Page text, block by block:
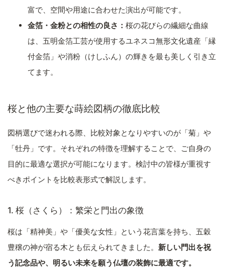
富で、空間や用途に合わせた演出が可能です。
金箔・金粉との相性の良さ： 桜の花びらの繊細な曲線
は、五明金箔工芸が使用するユネスコ無形文化遺産「縁
付金箔」や消粉（けしふん）の輝きを最も美しく引き立
てます。
桜と他の主要な蒔絵図柄の徹底比較
図柄選びで迷われる際、比較対象となりやすいのが「菊」や
「牡丹」です。それぞれの特徴を理解することで、ご自身の
目的に最適な選択が可能になります。検討中の皆様が重視す
べきポイントを比較表形式で解説します。
1. 桜（さくら）：繁栄と門出の象徴
桜は「精神美」や「優美な女性」という花言葉を持ち、五穀
豊穣の神が宿る木とも伝えられてきました。 新しい門出を祝
う記念品や、明るい未来を願う仏壇の装飾に最適です。